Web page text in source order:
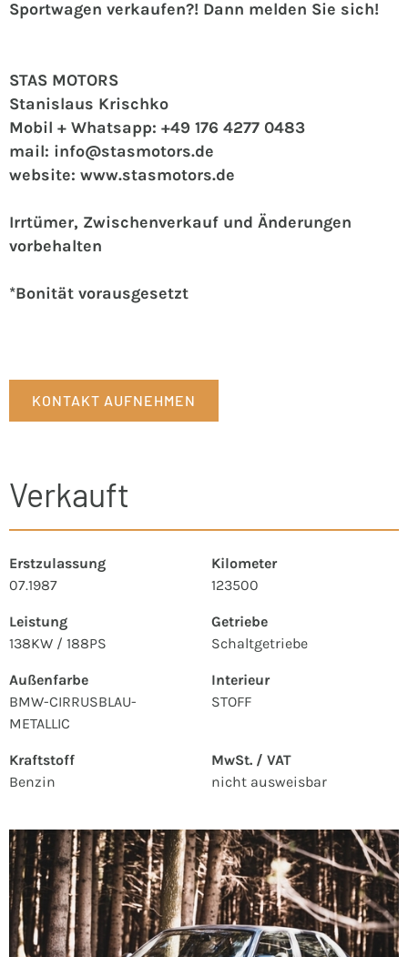
Sportwagen verkaufen?! Dann melden Sie sich!
STAS MOTORS
Stanislaus Krischko
Mobil + Whatsapp: +49 176 4277 0483
mail: info@stasmotors.de
website: www.stasmotors.de
Irrtümer, Zwischenverkauf und Änderungen
vorbehalten
*Bonität vorausgesetzt
KONTAKT AUFNEHMEN
Verkauft
Erstzulassung
07.1987
Kilometer
123500
Leistung
138KW / 188PS
Getriebe
Schaltgetriebe
Außenfarbe
BMW-CIRRUSBLAU-
METALLIC
Interieur
STOFF
Kraftstoff
Benzin
MwSt. / VAT
nicht ausweisbar